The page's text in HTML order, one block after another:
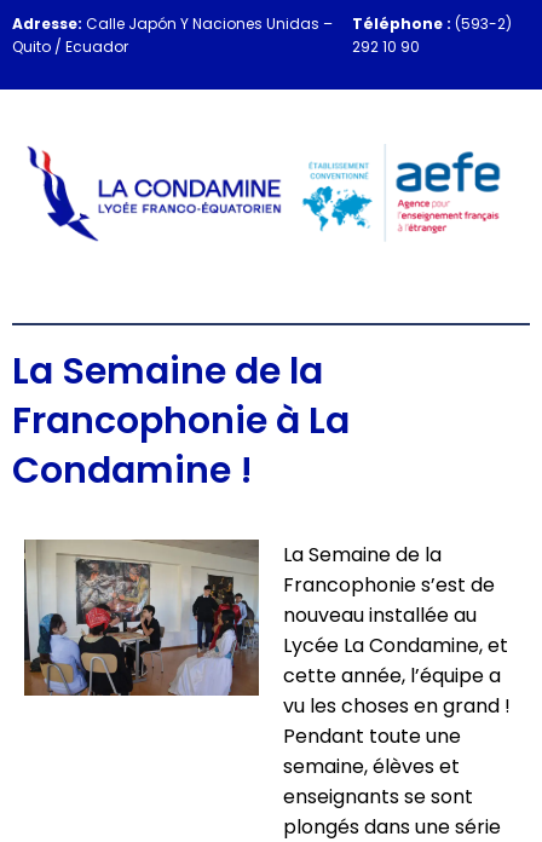
Adresse: Calle Japón Y Naciones Unidas –
Quito / Ecuador
Téléphone : (593-2)
292 10 90
La Semaine de la
Francophonie à La
Condamine !
La Semaine de la
Francophonie s’est de
nouveau installée au
Lycée La Condamine, et
cette année, l’équipe a
vu les choses en grand !
Pendant toute une
semaine, élèves et
enseignants se sont
plongés dans une série